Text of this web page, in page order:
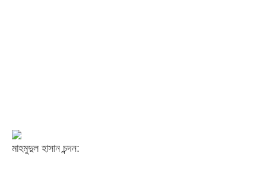
মাহমুদুল হাসান চন্দন: